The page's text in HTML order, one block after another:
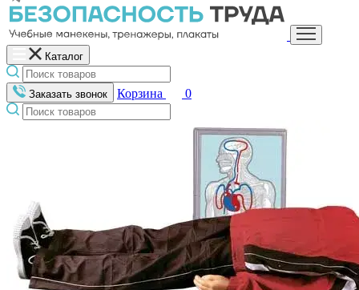
Каталог
Заказать звонок Корзина 0